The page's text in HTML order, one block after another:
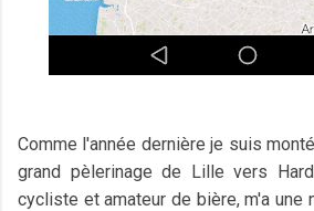
Comme l'année dernière je suis
grand pèlerinage de Lille vers
cycliste et amateur de bière, m'a une